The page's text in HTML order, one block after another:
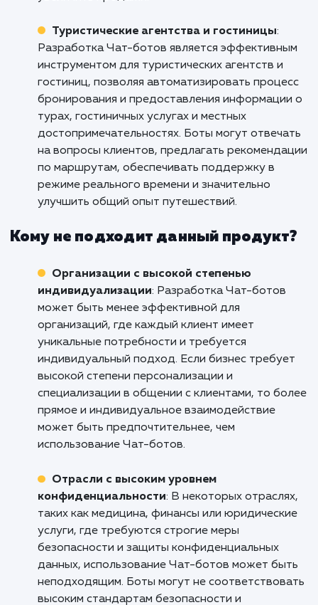
улучшить коммуникацию с клиентами,
оптимизировать процессы обслуживания и
повысить уровень удовлетворенности
Боты могут предоставлять быстрые ответы
вопросы клиентов, предлагать
персонализированные рекомендации и
в оформлении заказов, что способствует
эффективному взаимодействию с
укреплению бизнеса.
Интернет-магазины и электронная
предоставляет удобный и
магазинах. Боты могут предлагать
персонализированные рекомендации,
на вопросы о товарах, помогать в процессе
покупки и предоставлять информацию о
статусе заказа. Это помогает улучшить
пользовательский опыт, повысить
увеличить продажи.
Туристические агентства и гостиницы
Разработка Чат-ботов является
гостиниц, позволяя автоматизировать
бронирования и предоставления
турах, гостиничных услугах и местных
достопримечательностях. Боты могут
на вопросы клиентов, предлагать
по маршрутам, обеспечивать поддержку в
режиме реального времени и значительно